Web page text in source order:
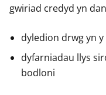
gwiriad credyd yn
dyledion drwg yn
dyfarniadau llys
bodloni